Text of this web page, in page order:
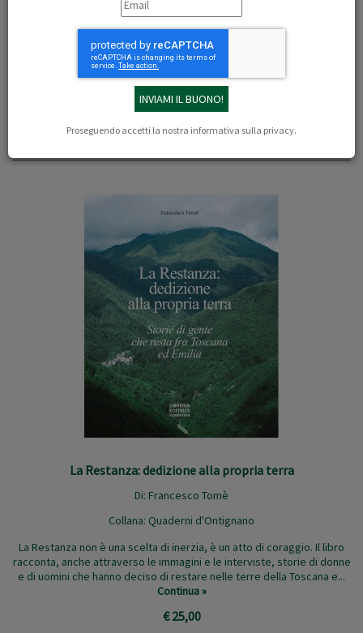
Proseguendo accetti la nostra informativa sulla privacy.
Pamela Lainati
Le montagne senza fine di Francesco Tomè
https://www.loscarpone.cai.it/dettaglio/le-montagne-senza-fine-di-
La Restanza: dedizione alla propria terra
Di: Francesco Tomè
Collana: Quaderni d'Ontignano
La Restanza non è una scelta di inerzia, è un atto di coraggio. Il libro
racconta, anche attraverso le immagini e le interviste, storie di donne
e di uomini che hanno deciso di restare nelle terre della Toscana e...
Continua »
€ 25,00